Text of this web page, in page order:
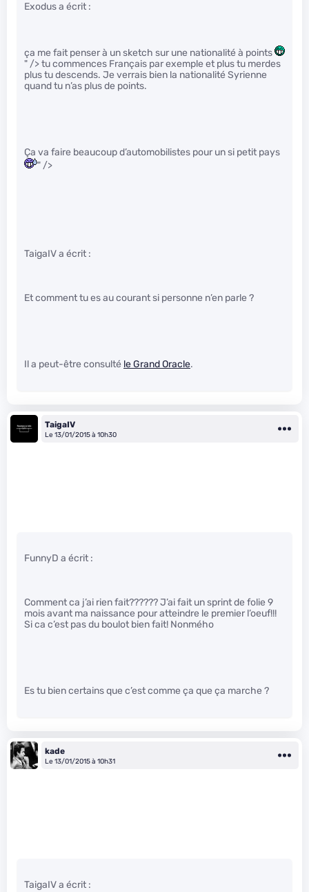
Exodus a écrit :
ça me fait penser à un sketch sur une nationalité à points
" /> tu commences Français par exemple et plus tu merdes
plus tu descends. Je verrais bien la nationalité Syrienne
quand tu n’as plus de points.
Ça va faire beaucoup d’automobilistes pour un si petit pays
" />
TaigaIV a écrit :
Et comment tu es au courant si personne n’en parle ?
Il a peut-être consulté le Grand Oracle.
TaigaIV
Le 13/01/2015 à 10h30
FunnyD a écrit :
Comment ca j’ai rien fait?????? J’ai fait un sprint de folie 9
mois avant ma naissance pour atteindre le premier l’oeuf!!!
Si ca c’est pas du boulot bien fait! Nonmého
Es tu bien certains que c’est comme ça que ça marche ?
kade
Le 13/01/2015 à 10h31
TaigaIV a écrit :